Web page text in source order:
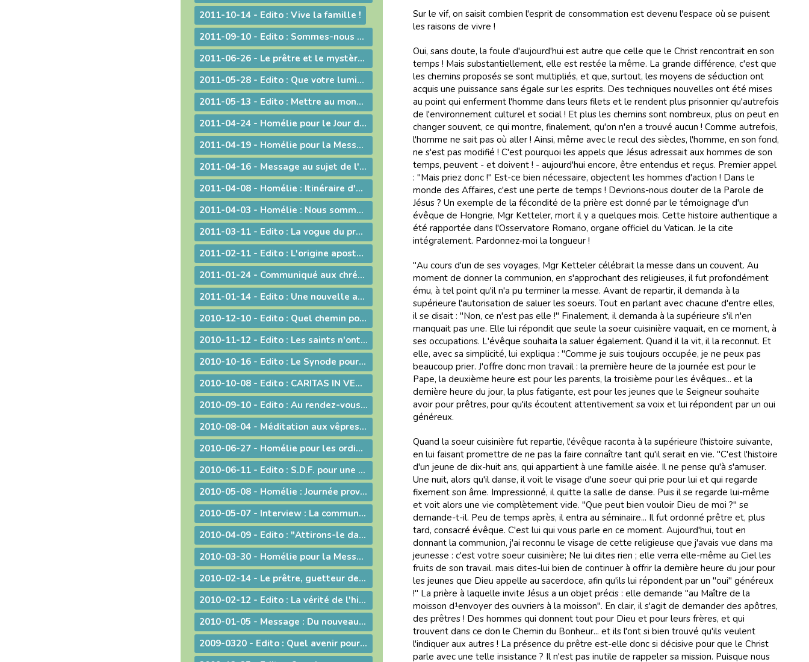
Sur le vif, on saisit combien l'esprit de consommation est devenu l'espace où se puisent
les raisons de vivre !
Oui, sans doute, la foule d'aujourd'hui est autre que celle que le Christ rencontrait en son
temps ! Mais substantiellement, elle est restée la même. La grande différence, c'est que
les chemins proposés se sont multipliés, et que, surtout, les moyens de séduction ont
acquis une puissance sans égale sur les esprits. Des techniques nouvelles ont été mises
au point qui enferment l'homme dans leurs filets et le rendent plus prisonnier qu'autrefois
de l'environnement culturel et social ! Et plus les chemins sont nombreux, plus on peut en
changer souvent, ce qui montre, finalement, qu'on n'en a trouvé aucun ! Comme autrefois,
l'homme ne sait pas où aller ! Ainsi, même avec le recul des siècles, l'homme, en son fond,
ne s'est pas modifié ! C'est pourquoi les appels que Jésus adressait aux hommes de son
temps, peuvent - et doivent ! - aujourd'hui encore, être entendus et reçus. Premier appel
: "Mais priez donc !" Est-ce bien nécessaire, objectent les hommes d'action ! Dans le
monde des Affaires, c'est une perte de temps ! Devrions-nous douter de la Parole de
Jésus ? Un exemple de la fécondité de la prière est donné par le témoignage d'un
évêque de Hongrie, Mgr Ketteler, mort il y a quelques mois. Cette histoire authentique a
été rapportée dans l'Osservatore Romano, organe officiel du Vatican. Je la cite
intégralement. Pardonnez-moi la longueur !
"Au cours d'un de ses voyages, Mgr Ketteler célébrait la messe dans un couvent. Au
moment de donner la communion, en s'approchant des religieuses, il fut profondément
ému, à tel point qu'il n'a pu terminer la messe. Avant de repartir, il demanda à la
supérieure l'autorisation de saluer les soeurs. Tout en parlant avec chacune d'entre elles,
il se disait : "Non, ce n'est pas elle !" Finalement, il demanda à la supérieure s'il n'en
manquait pas une. Elle lui répondit que seule la soeur cuisinière vaquait, en ce moment, à
ses occupations. L'évêque souhaita la saluer également. Quand il la vit, il la reconnut. Et
elle, avec sa simplicité, lui expliqua : "Comme je suis toujours occupée, je ne peux pas
beaucoup prier. J'offre donc mon travail : la première heure de la journée est pour le
Pape, la deuxième heure est pour les parents, la troisième pour les évêques... et la
dernière heure du jour, la plus fatigante, est pour les jeunes que le Seigneur souhaite
avoir pour prêtres, pour qu'ils écoutent attentivement sa voix et lui répondent par un oui
généreux.
Quand la soeur cuisinière fut repartie, l'évêque raconta à la supérieure l'histoire suivante,
en lui faisant promettre de ne pas la faire connaître tant qu'il serait en vie. "C'est l'histoire
d'un jeune de dix-huit ans, qui appartient à une famille aisée. Il ne pense qu'à s'amuser.
Une nuit, alors qu'il danse, il voit le visage d'une soeur qui prie pour lui et qui regarde
fixement son âme. Impressionné, il quitte la salle de danse. Puis il se regarde lui-même
et voit alors une vie complètement vide. "Que peut bien vouloir Dieu de moi ?" se
demande-t-il. Peu de temps après, il entra au séminaire... Il fut ordonné prêtre et, plus
tard, consacré évêque. C'est lui qui vous parle en ce moment. Aujourd'hui, tout en
donnant la communion, j'ai reconnu le visage de cette religieuse que j'avais vue dans ma
jeunesse : c'est votre soeur cuisinière; Ne lui dites rien ; elle verra elle-même au Ciel les
fruits de son travail. mais dites-lui bien de continuer à offrir la dernière heure du jour pour
les jeunes que Dieu appelle au sacerdoce, afin qu'ils lui répondent par un "oui" généreux
!" La prière à laquelle invite Jésus a un objet précis : elle demande "au Maître de la
moisson d¹envoyer des ouvriers à la moisson". En clair, il s'agit de demander des apôtres,
des prêtres ! Des hommes qui donnent tout pour Dieu et pour leurs frères, et qui
trouvent dans ce don le Chemin du Bonheur... et ils l'ont si bien trouvé qu'ils veulent
l'indiquer aux autres ! La présence du prêtre est-elle donc si décisive pour que le Christ
parle avec une telle insistance ? Il n'est pas inutile de rappeler sa mission. Puisque nous
2011-10-14 - Edito : Vive la fa­mille !
2011-09-10 - Edito : Som­mes-nous prêts à assu­mer no­tre dif­fé­rence chré­tienne ?
2011-06-26 - Le prêtre et le mystère eucharistique
2011-05-28 - Edito : Que votre lumière brille aux yeux des hommes !
2011-05-13 - Edito : Mettre au monde des saints !
2011-04-24 - Homélie pour le Jour de Pâques
2011-04-19 - Homélie pour la Messe Chrismale
2011-04-16 - Message au sujet de l'Exposition "Je croix aux miracles" tenue en Avignon
2011-04-08 - Homélie : Itinéraire d'une rencontre avec Jésus
2011-04-03 - Homélie : Nous sommes tous des catéchumènes !
2011-03-11 - Edito : La vogue du prêt-à-porter
2011-02-11 - Edito : L'origine apostolique du célibat du prêtre
2011-01-24 - Communiqué aux chrétiens du diocèse
2011-01-14 - Edito : Une nouvelle année
2010-12-10 - Edito : Quel chemin pour l'humanité ?
2010-11-12 - Edito : Les saints n'ont pas disparu !
2010-10-16 - Edito : Le Synode pour le Moyen-Orient devrait tous nous faire réfléchir...
2010-10-08 - Edito : CARITAS IN VERITATE
2010-09-10 - Edito : Au rendez-vous des urgences, la mission est la première invitée
2010-08-04 - Méditation aux vêpres à Ars
2010-06-27 - Homélie pour les ordinations
2010-06-11 - Edito : S.D.F. pour une quin­zaine !
2010-05-08 - Homélie : Journée provinciale pour les vocations
2010-05-07 - Interview : La communion entre Eglises - Retour d'Irlande
2010-04-09 - Edito : "Attirons-le dans un piège"
2010-03-30 - Homélie pour la Messe chrismale
2010-02-14 - Le prêtre, guetteur de Dieu
2010-02-12 - Edito : La vérité de l'histoire
2010-01-05 - Message : Du nouveau dans la communication du diocèse de Belley-Ars !
2009-0320 - Edito : Quel avenir pour la paternité ?